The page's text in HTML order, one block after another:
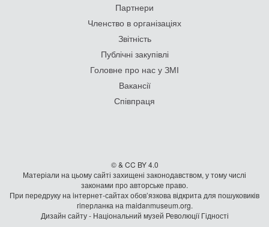
Партнери
Членство в організаціях
Звітність
Публічні закупівлі
Головне про нас у ЗМІ
Вакансії
Співпраця
© & CC BY 4.0
Матеріали на цьому сайті захищені законодавством, у тому числі
законами про авторське право.
При передруку на iнтернет-сайтах обов’язкова відкрита для пошуковиків
гiперланка на maidanmuseum.org.
Дизайн сайту - Національний музей Революції Гідності